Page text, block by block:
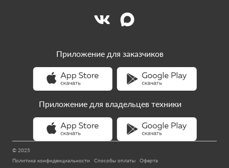
© 2025
Политика конфиденциальности
Способы оплаты Оферта
Приложение для заказчиков
Приложение для владельцев техники